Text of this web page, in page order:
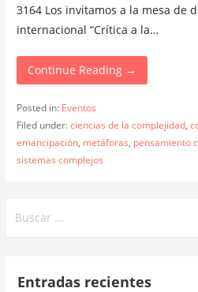
3164 Los invitamos a la mesa de
internacional “Crítica a la…
Continue Reading →
Posted in: Eventos
Filed under:ciencias de la complejidad,
emancipación, metáforas, pensamiento
sistemas complejos
Entradas recientes